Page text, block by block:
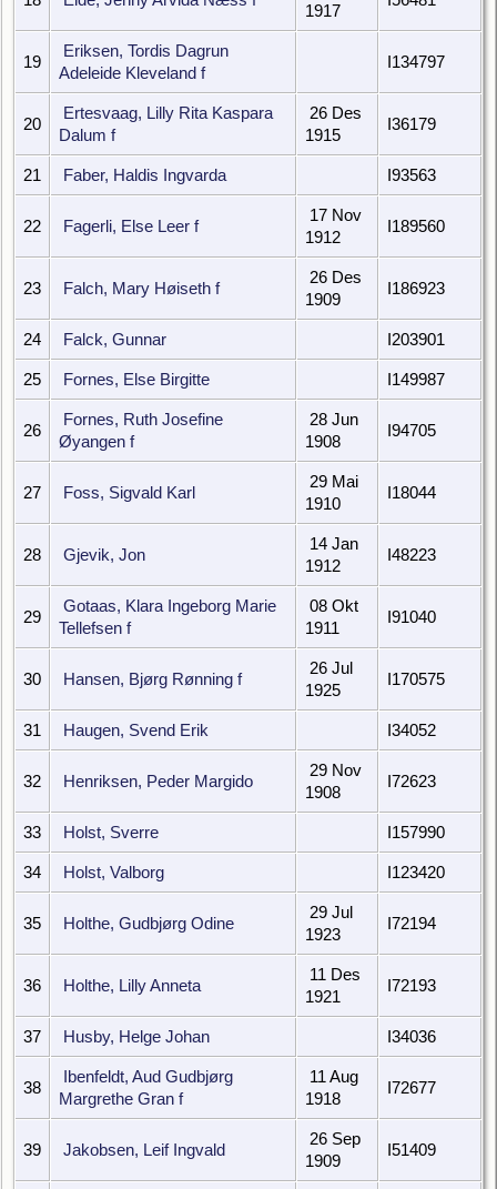
1917
19
Eriksen, Tordis Dagrun
Adeleide Kleveland f
I134797
20
Ertesvaag, Lilly Rita Kaspara
Dalum f
26 Des
1915
I36179
21 Faber, Haldis Ingvarda I93563
22 Fagerli, Else Leer f
17 Nov
1912
I189560
23 Falch, Mary Høiseth f
26 Des
1909
I186923
24 Falck, Gunnar I203901
25 Fornes, Else Birgitte I149987
26
Fornes, Ruth Josefine
Øyangen f
28 Jun
1908
I94705
27 Foss, Sigvald Karl
29 Mai
1910
I18044
28 Gjevik, Jon
14 Jan
1912
I48223
29
Gotaas, Klara Ingeborg Marie
Tellefsen f
08 Okt
1911
I91040
30 Hansen, Bjørg Rønning f
26 Jul
1925
I170575
31 Haugen, Svend Erik I34052
32 Henriksen, Peder Margido
29 Nov
1908
I72623
33 Holst, Sverre I157990
34 Holst, Valborg I123420
35 Holthe, Gudbjørg Odine
29 Jul
1923
I72194
36 Holthe, Lilly Anneta
11 Des
1921
I72193
37 Husby, Helge Johan I34036
38
Ibenfeldt, Aud Gudbjørg
Margrethe Gran f
11 Aug
1918
I72677
39 Jakobsen, Leif Ingvald
26 Sep
1909
I51409